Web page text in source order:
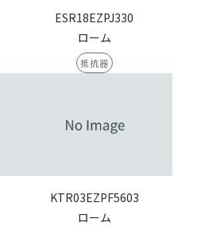
ESR18EZPJ330
ローム
抵抗器
KTR03EZPF5603
ローム